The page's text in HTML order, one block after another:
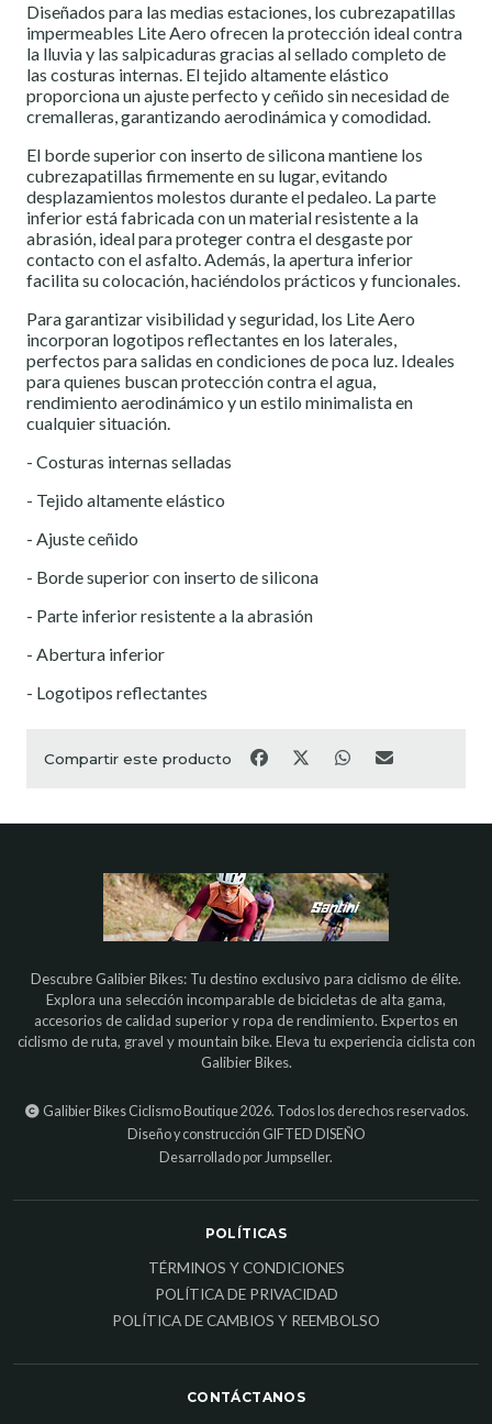
Diseñados para las medias estaciones, los cubrezapatillas
impermeables Lite Aero ofrecen la protección ideal contra
la lluvia y las salpicaduras gracias al sellado completo de
las costuras internas. El tejido altamente elástico
proporciona un ajuste perfecto y ceñido sin necesidad de
cremalleras, garantizando aerodinámica y comodidad.
El borde superior con inserto de silicona mantiene los
cubrezapatillas firmemente en su lugar, evitando
desplazamientos molestos durante el pedaleo. La parte
inferior está fabricada con un material resistente a la
abrasión, ideal para proteger contra el desgaste por
contacto con el asfalto. Además, la apertura inferior
facilita su colocación, haciéndolos prácticos y funcionales.
Para garantizar visibilidad y seguridad, los Lite Aero
incorporan logotipos reflectantes en los laterales,
perfectos para salidas en condiciones de poca luz. Ideales
para quienes buscan protección contra el agua,
rendimiento aerodinámico y un estilo minimalista en
cualquier situación.
- Costuras internas selladas
- Tejido altamente elástico
- Ajuste ceñido
- Borde superior con inserto de silicona
- Parte inferior resistente a la abrasión
- Abertura inferior
- Logotipos reflectantes
Compartir este producto
Descubre Galibier Bikes: Tu destino exclusivo para ciclismo de élite.
Explora una selección incomparable de bicicletas de alta gama,
accesorios de calidad superior y ropa de rendimiento. Expertos en
ciclismo de ruta, gravel y mountain bike. Eleva tu experiencia ciclista con
Galibier Bikes.
Galibier Bikes Ciclismo Boutique 2026. Todos los derechos reservados.
Diseño y construcción GIFTED DISEÑO
Desarrollado por Jumpseller.
POLÍTICAS
TÉRMINOS Y CONDICIONES
POLÍTICA DE PRIVACIDAD
POLÍTICA DE CAMBIOS Y REEMBOLSO
CONTÁCTANOS